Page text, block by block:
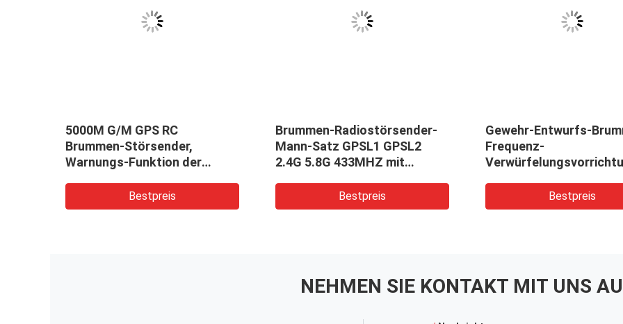
5000M G/M GPS RC
Brummen-Störsender,
Warnungs-Funktion der
Verwürfelungsvorrichtungs-
schwachen Batterie
Bestpreis
Brummen-Radiostörsender-
Mann-Satz GPSL1 GPSL2
2.4G 5.8G 433MHZ mit
Bestpreis
Gewehr-Entwurfs-
Frequenz-
Störsender aller in einem
Bestpreis
NEHMEN SIE KONTAKT MIT UNS